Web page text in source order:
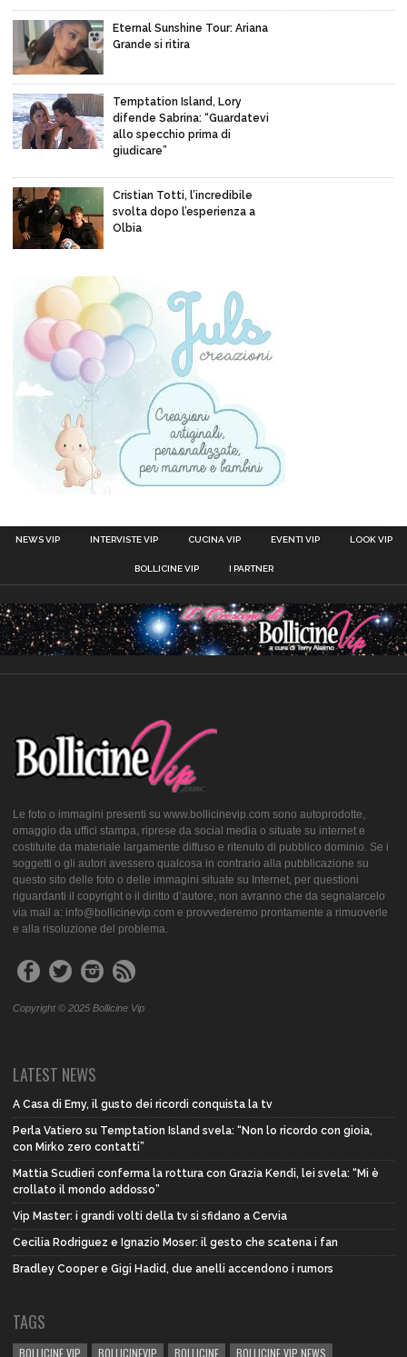
Eternal Sunshine Tour: Ariana
Grande si ritira
Temptation Island, Lory
difende Sabrina: “Guardatevi
allo specchio prima di
giudicare”
Cristian Totti, l’incredibile
svolta dopo l’esperienza a
Olbia
NEWS VIP INTERVISTE VIP CUCINA VIP EVENTI VIP LOOK VIP
BOLLICINE VIP I PARTNER
Le foto o immagini presenti su www.bollicinevip.com sono autoprodotte,
omaggio da uffici stampa, riprese da social media o situate su internet e
costituite da materiale largamente diffuso e ritenuto di pubblico dominio. Se i
soggetti o gli autori avessero qualcosa in contrario alla pubblicazione su
questo sito delle foto o delle immagini situate su Internet, per questioni
riguardanti il copyright o il diritto d’autore, non avranno che da segnalarcelo
via mail a: info@bollicinevip.com e provvederemo prontamente a rimuoverle
e alla risoluzione del problema.
Copyright © 2025 Bollicine Vip
LATEST NEWS
A Casa di Emy, il gusto dei ricordi conquista la tv
Perla Vatiero su Temptation Island svela: “Non lo ricordo con gioia,
con Mirko zero contatti”
Mattia Scudieri conferma la rottura con Grazia Kendi, lei svela: “Mi è
crollato il mondo addosso”
Vip Master: i grandi volti della tv si sfidano a Cervia
Cecilia Rodriguez e Ignazio Moser: il gesto che scatena i fan
Bradley Cooper e Gigi Hadid, due anelli accendono i rumors
TAGS
BOLLICINE VIP BOLLICINEVIP BOLLICINE BOLLICINE VIP NEWS